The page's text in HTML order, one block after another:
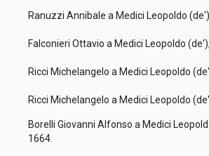
Ranuzzi Annibale a Medici Leopoldo
Falconieri Ottavio a Medici Leopoldo
Ricci Michelangelo a Medici Leopoldo
Ricci Michelangelo a Medici Leopoldo
Borelli Giovanni Alfonso a Medici
1664.